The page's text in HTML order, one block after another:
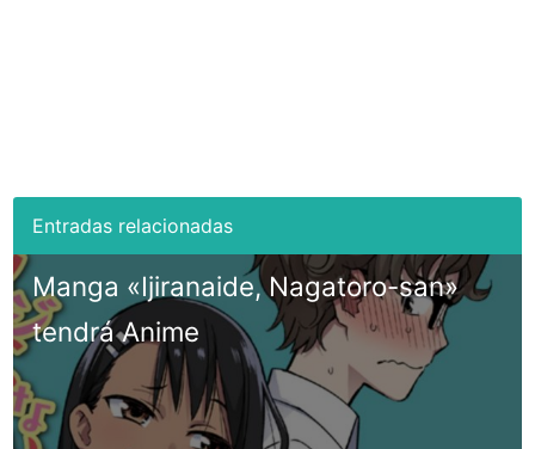
Manga «Ijiranaide, Nagatoro-san»
tendrá Anime